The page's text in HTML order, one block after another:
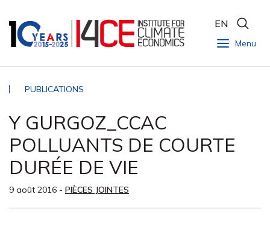
Menu
EN
PUBLICATIONS
Y GURGOZ_CCAC
POLLUANTS DE COURTE
DURÉE DE VIE
9 août 2016 - PIÈCES JOINTES